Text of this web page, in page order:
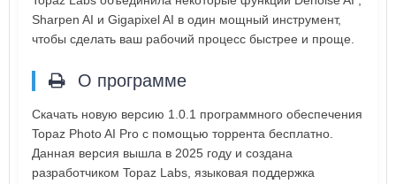
Sharpen AI и Gigapixel AI в один мощный инструмент,
чтобы сделать ваш рабочий процесс быстрее и проще.
О программе
Скачать новую версию 1.0.1 программного обеспечения
Topaz Photo AI Pro с помощью торрента бесплатно.
Данная версия вышла в 2025 году и создана
разработчиком Topaz Labs, языковая поддержка